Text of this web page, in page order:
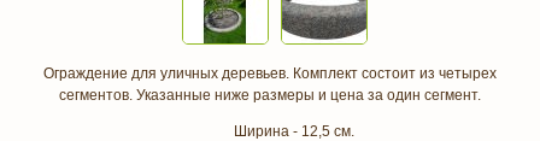
Ограждение для уличных деревьев. Комплект состоит из четырех
сегментов. Указанные ниже размеры и цена за один сегмент.
Ширина - 12,5 см.